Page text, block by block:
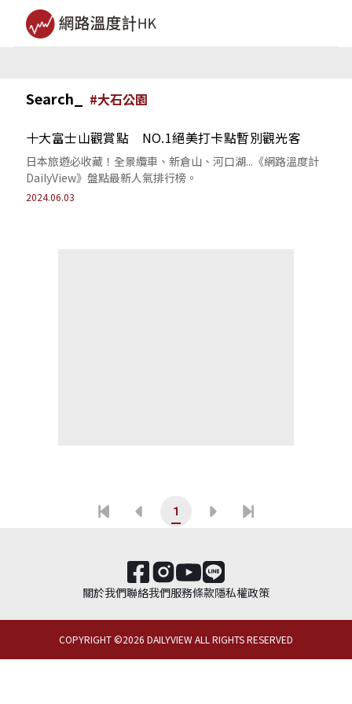
Search_ #大石公園
十大富士山觀賞點 NO.1絕美打卡點暫別觀光客
日本旅遊必收藏！全景纜車、新倉山、河口湖...《網路溫度計
DailyView》盤點最新人氣排行榜。
2024.06.03
1
關於我們聯絡我們服務條款隱私權政策
COPYRIGHT ©2026 DAILYVIEW ALL RIGHTS RESERVED